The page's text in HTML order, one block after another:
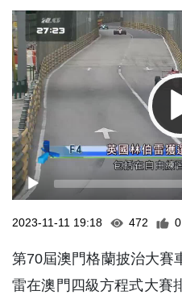
Video
Player
2023-11-11 19:18 472 0
第70屆澳門格蘭披治大賽
雷在澳門四級方程式大賽